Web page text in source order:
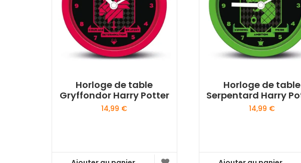
Horloge de table
Gryffondor Harry Potter
14,99 €
Horloge de table
Serpentard Harry
14,99 €